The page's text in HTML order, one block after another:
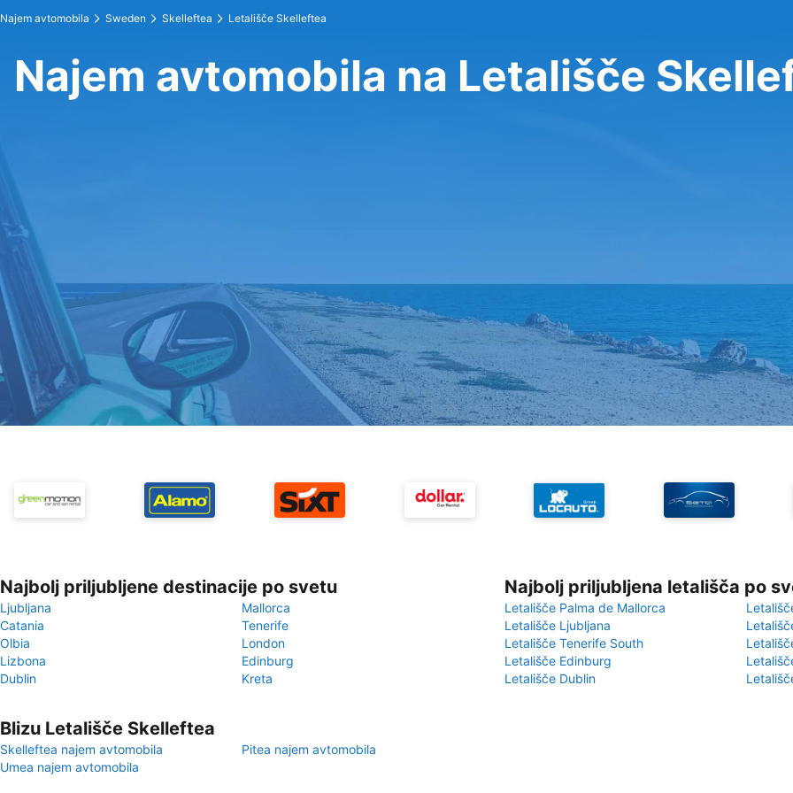
Najem avtomobila Sweden Skelleftea Letališče Skelleftea
Najem avtomobila na Letališče
Najbolj priljubljene destinacije po svetu
Ljubljana
Mallorca
Catania
Tenerife
Olbia
London
Lizbona
Edinburg
Dublin
Kreta
Najbolj priljubljena letališča po
Letališče Palma de Mallorca
Letališče Ljubljana
Letališče Tenerife South
Letališče Edinburg
Letališče Dublin
Blizu Letališče Skelleftea
Skelleftea najem avtomobila
Pitea najem avtomobila
Umea najem avtomobila